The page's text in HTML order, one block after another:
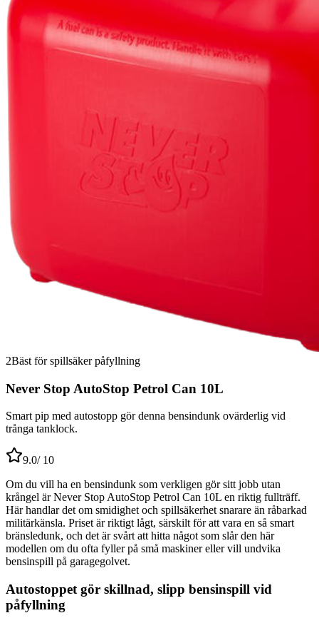
2Bäst för spillsäker påfyllning
Never Stop AutoStop Petrol Can 10L
Smart pip med autostopp gör denna bensindunk ovärderlig vid
trånga tanklock.
9.0/ 10
Om du vill ha en bensindunk som verkligen gör sitt jobb utan
krångel är Never Stop AutoStop Petrol Can 10L en riktig fullträff.
Här handlar det om smidighet och spillsäkerhet snarare än råbarkad
militärkänsla. Priset är riktigt lågt, särskilt för att vara en så smart
bränsledunk, och det är svårt att hitta något som slår den här
modellen om du ofta fyller på små maskiner eller vill undvika
bensinspill på garagegolvet.
Autostoppet gör skillnad, slipp bensinspill vid
påfyllning